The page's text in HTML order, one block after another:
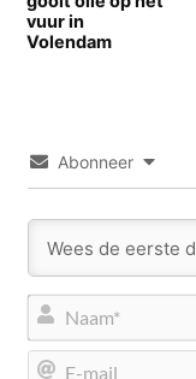
vuur in
Volendam
Abonneer